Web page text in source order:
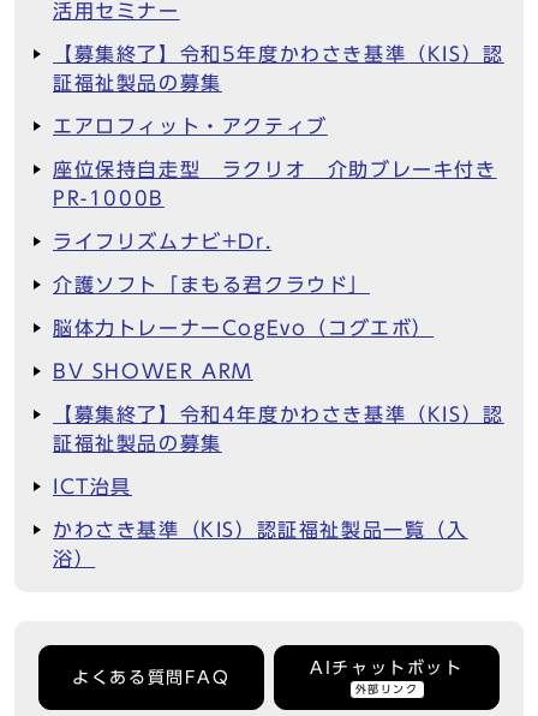
活用セミナー
【募集終了】令和5年度かわさき基準（KIS）認
証福祉製品の募集
エアロフィット・アクティブ
座位保持自走型 ラクリオ 介助ブレーキ付き
PR-1000B
ライフリズムナビ+Dr.
介護ソフト「まもる君クラウド」
脳体力トレーナーCogEvo（コグエボ）
BV SHOWER ARM
【募集終了】令和4年度かわさき基準（KIS）認
証福祉製品の募集
ICT治具
かわさき基準（KIS）認証福祉製品一覧（入
浴）
よくある質問FAQ
AIチャットボット
外部リンク